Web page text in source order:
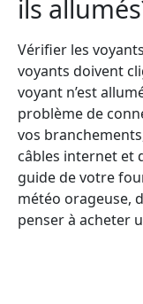
ils
Vérifier les
voyants doivent
voyant n’est
problème de
vos
câbles internet et
guide de votre
météo orageuse,
penser à acheter